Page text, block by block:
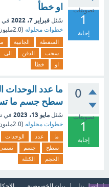
تصويتات
1
إجابة
او خطأ
سُئل فبراير 7، 2022 في
خطوات محلوله (2.0مليون
السقطة الجانبية
سحب
الدقن الى
او
خطأ
0
تصويتات
1
إجابة
ما عدد الوحدات
سطح جسم ما
سُئل مايو 13، 2023 في
خطوات محلوله (2.0مليون
ما عدد الوحدات
سطح
جسم
الحجم
الكتلة